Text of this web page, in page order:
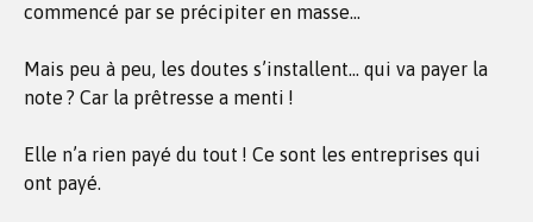
commencé par se précipiter en masse…
Mais peu à peu, les doutes s’installent… qui va payer la
note ? Car la prêtresse a menti !
Elle n’a rien payé du tout ! Ce sont les entreprises qui
ont payé.